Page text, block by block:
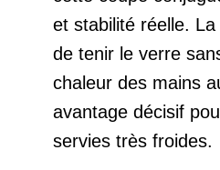
et stabilité réelle.
de tenir le verre
chaleur des mains
avantage décisif
servies très froides.